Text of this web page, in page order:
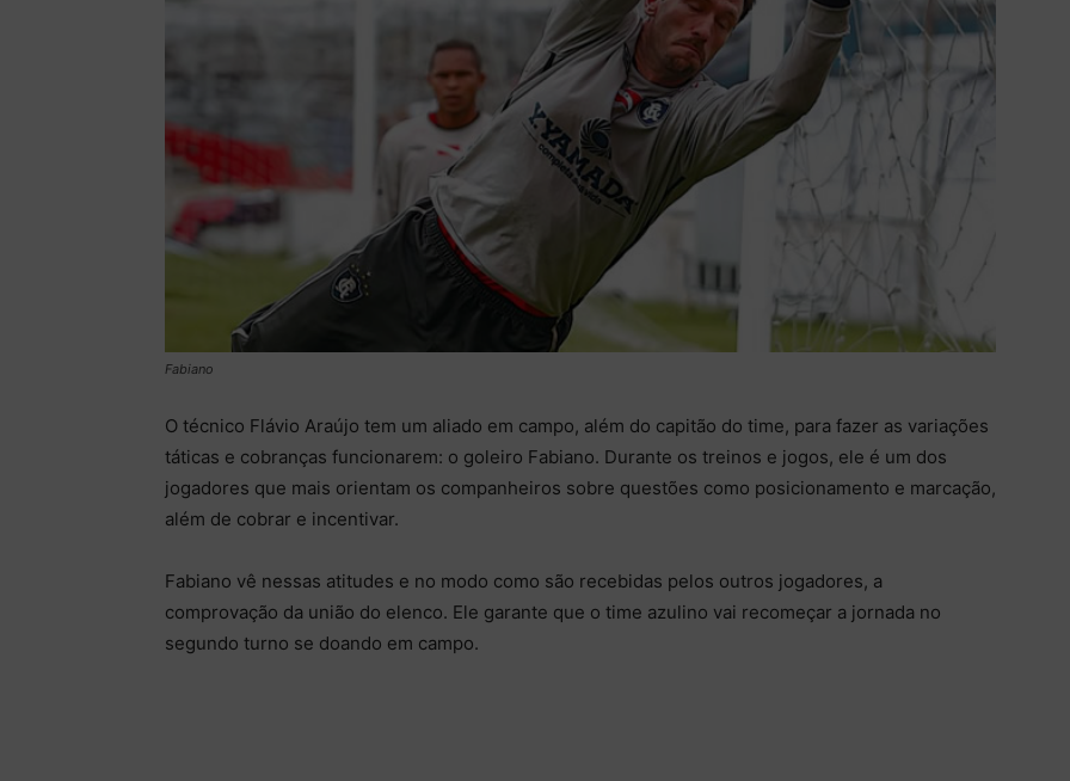
Fabiano
O técnico Flávio Araújo tem um aliado em campo, além do capitão do time, para fazer as variações
táticas e cobranças funcionarem: o goleiro Fabiano. Durante os treinos e jogos, ele é um dos
jogadores que mais orientam os companheiros sobre questões como posicionamento e marcação,
além de cobrar e incentivar.
Fabiano vê nessas atitudes e no modo como são recebidas pelos outros jogadores, a
comprovação da união do elenco. Ele garante que o time azulino vai recomeçar a jornada no
segundo turno se doando em campo.